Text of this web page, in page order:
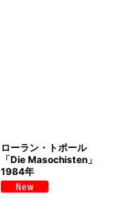
ローラン・トポール
「Die Masochisten」
1984年